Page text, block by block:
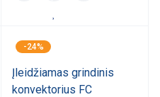
-24%
Įleidžiamas grindinis
konvektorius FC